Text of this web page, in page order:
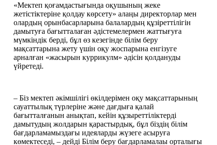
«Мектеп қоғамдастығында оқушының жеке
жетістіктеріне қолдау көрсету» алаңы директорлар мен
олардың орынбасарларына балалардың құзіреттілігін
дамытуға бағытталаған әдістемелермен жаттығуға
мүмкіндік берді, бұл өз кезегінде білім беру
мақсаттарына жету үшін оқу жоспарына енгізуге
арналған «жасырын куррикулм» әдісін қолдануды
үйретеді.
– Біз мектеп әкімшілігі өкілдерімен оқу мақсаттарының
сауаттылық түрлеріне және дағдыға қалай
бағытталғанын анықтап, кейін құзыреттіліктерді
дамытудың жолдарын қарастырдық, бұл біздің білім
бағдарламамыздағы идеяларды жүзеге асыруға
көмектеседі, – дейді Білім беру бағдарламалаы орталығы